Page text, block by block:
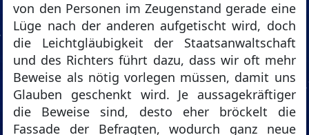
von den Personen im Zeugenstand gerade eine
Lüge nach der anderen aufgetischt wird, doch
die Leichtgläubigkeit der Staatsanwaltschaft
und des Richters führt dazu, dass wir oft mehr
Beweise als nötig vorlegen müssen, damit uns
Glauben geschenkt wird. Je aussagekräftiger
die Beweise sind, desto eher bröckelt die
Fassade der Befragten, wodurch ganz neue